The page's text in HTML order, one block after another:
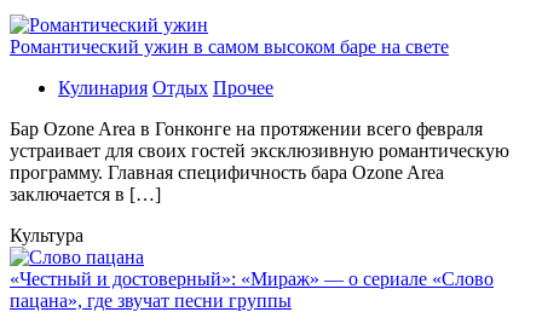
Романтический ужин в самом высоком баре на свете
Кулинария Отдых Прочее
Бaр Ozone Area в Гонконге на протяжении всего февраля
устраивает для своих гостей эксклюзивную романтическую
программу. Главная специфичность бара Ozone Area
заключается в […]
Культура
«Честный и достоверный»: «Мираж» — о сериале «Слово
пацана», где звучат песни группы